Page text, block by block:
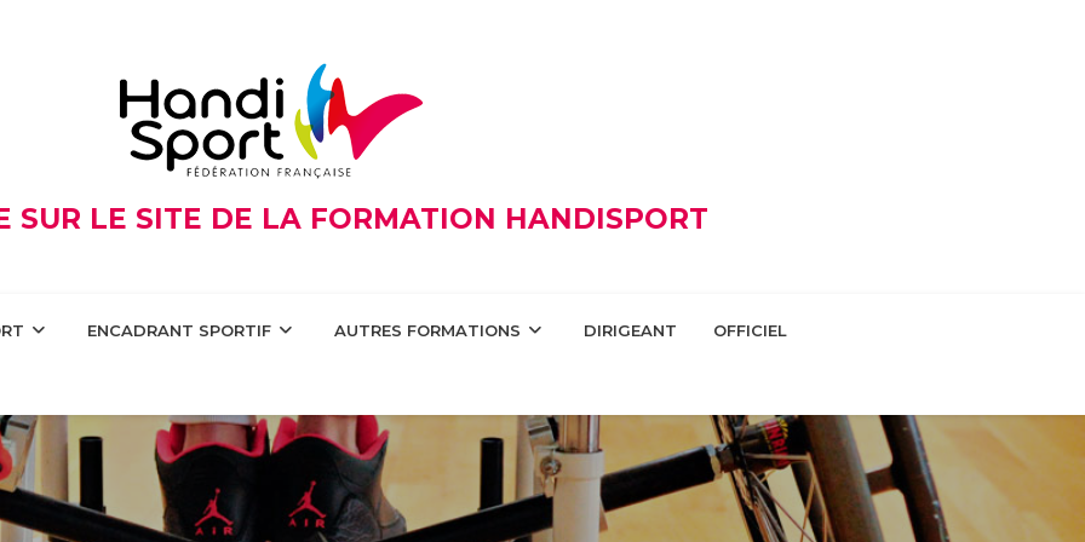
SUR LE SITE DE LA FORMATION HANDISPORT
ENCADRANT SPORTIF AUTRES FORMATIONS DIRIGEANT OFFICIEL